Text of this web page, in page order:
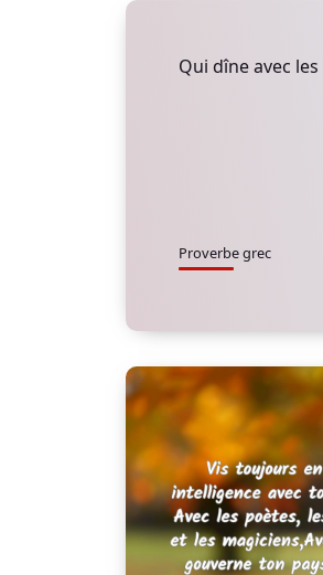
Qui dîne avec
Proverbe grec